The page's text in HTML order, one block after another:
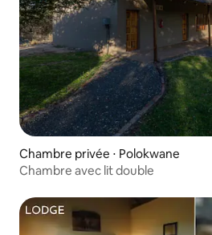
Chambre privée ⋅ Polokwane
Chambre avec lit double